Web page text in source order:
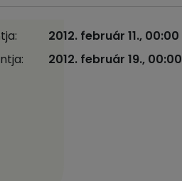
2012. február 11., 00:00
2012. február 19., 00:00